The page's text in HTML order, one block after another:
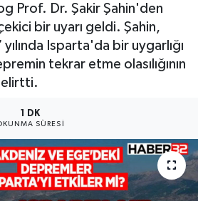
Prof. Dr. Şakir Şahin'den
bir uyarı geldi. Şahin,
Isparta'da bir uygarlığı
tekrar etme olasılığının
1 DK
SÜRESI